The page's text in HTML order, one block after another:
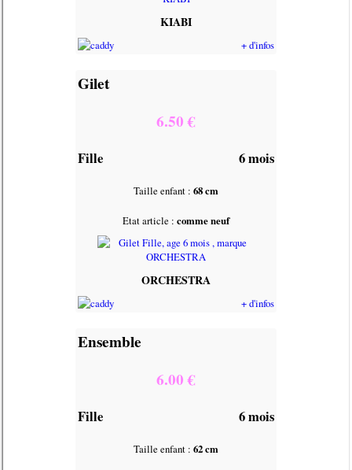
KIABI
+ d'infos
Gilet
6.50 €
Fille 6 mois
Taille enfant : 68 cm
Etat article : comme neuf
ORCHESTRA
+ d'infos
Ensemble
6.00 €
Fille 6 mois
Taille enfant : 62 cm